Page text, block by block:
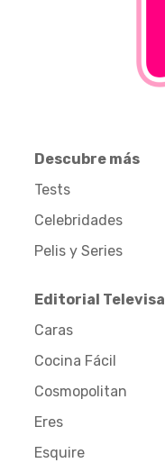
Descubre más
Tests
Celebridades
Pelis y Series
Editorial Televisa
Caras
Cocina Fácil
Cosmopolitan
Eres
Esquire